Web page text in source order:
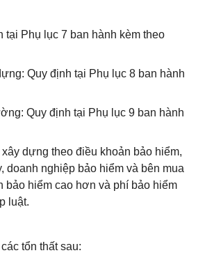
Phụ lục 7 ban hành kèm theo
Quy định tại Phụ lục 8 ban hành
Quy định tại Phụ lục 9 ban hành
dựng theo điều khoản bảo hiểm,
doanh nghiệp bảo hiểm và bên mua
bảo hiểm cao hơn và phí bảo hiểm
luật.
tổn thất sau: